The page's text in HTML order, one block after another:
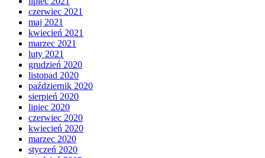
czerwiec 2021
maj 2021
kwiecień 2021
marzec 2021
luty 2021
grudzień 2020
listopad 2020
październik 2020
sierpień 2020
lipiec 2020
czerwiec 2020
kwiecień 2020
marzec 2020
styczeń 2020